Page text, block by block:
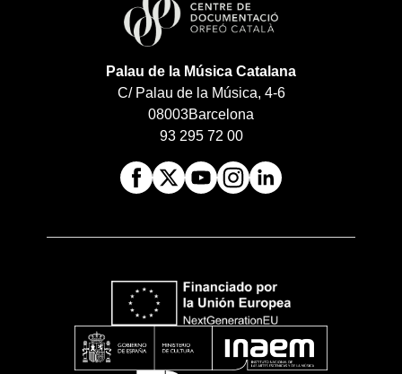
Palau de la Música Catalana
C/ Palau de la Música, 4-6
08003Barcelona
93 295 72 00